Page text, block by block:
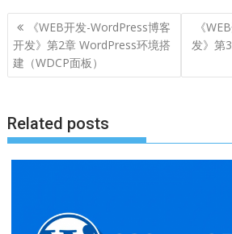
文
章
导
《WEB开发-WordPress博客
开发》第2章 WordPress环境搭
建（WDCP面板）
《
发》第
Related posts